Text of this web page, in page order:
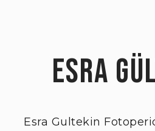
Esra
Esra Gultekin